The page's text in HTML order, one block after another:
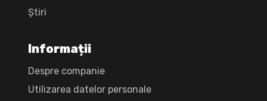
Știri
Informații
Despre companie
Utilizarea datelor personale